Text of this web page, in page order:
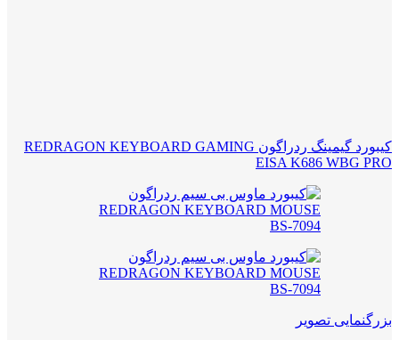
کیبورد گیمینگ ردراگون REDRAGON KEYBOARD GAMING
EISA K686 WBG PRO
بزرگنمایی تصویر